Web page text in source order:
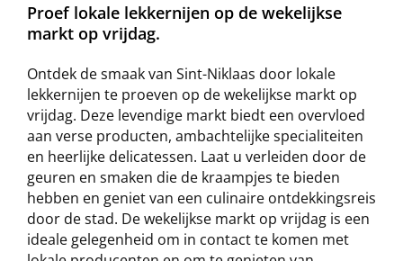
Proef lokale lekkernijen op de wekelijkse
markt op vrijdag.
Ontdek de smaak van Sint-Niklaas door lokale
lekkernijen te proeven op de wekelijkse markt op
vrijdag. Deze levendige markt biedt een overvloed
aan verse producten, ambachtelijke specialiteiten
en heerlijke delicatessen. Laat u verleiden door de
geuren en smaken die de kraampjes te bieden
hebben en geniet van een culinaire ontdekkingsreis
door de stad. De wekelijkse markt op vrijdag is een
ideale gelegenheid om in contact te komen met